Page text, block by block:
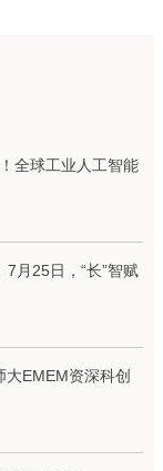
全球工业人工智能
月25日，“长”智赋
EMEM资深科创